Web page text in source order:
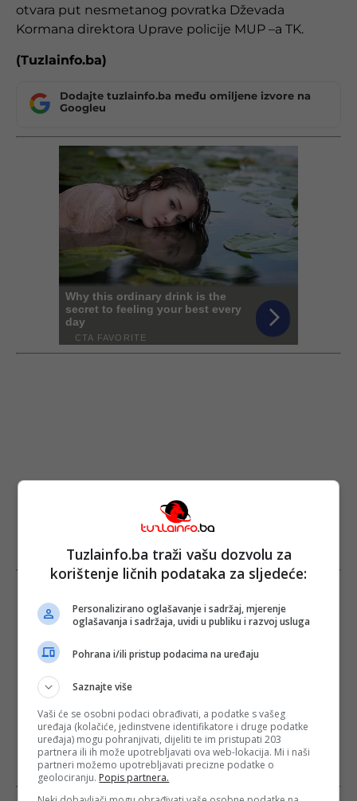
otvara put nesmetanog povratka Dževada
Kormana direktora Uprave policije MUP –a TK.
(Tuzlainfo.ba)
Dodajte tuzlainfo.ba među omiljene izvore na
Googleu
Tuzlainfo.ba traži vašu dozvolu za
korištenje ličnih podataka za sljedeće:
Personalizirano oglašavanje i sadržaj, mjerenje
oglašavanja i sadržaja, uvidi u publiku i razvoj usluga
Pohrana i/ili pristup podacima na uređaju
Saznajte više
Vaši će se osobni podaci obrađivati, a podatke s vašeg
uređaja (kolačiće, jedinstvene identifikatore i druge podatke
uređaja) mogu pohranjivati, dijeliti te im pristupati 203
partnera ili ih može upotrebljavati ova web-lokacija. Mi i naši
partneri možemo upotrebljavati precizne podatke o
geolociranju. Popis partnera.